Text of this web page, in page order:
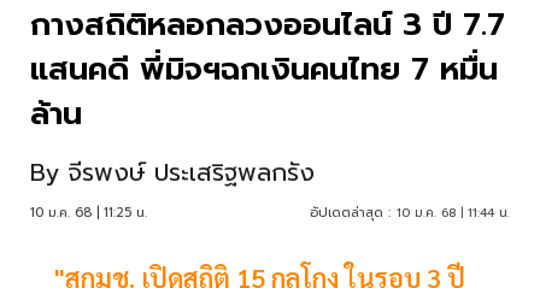
กางสถิติหลอกลวงออนไลน์ 3 ปี 7.7
แสนคดี พี่มิจฯฉกเงินคนไทย 7 หมื่น
ล้าน
By จีรพงษ์ ประเสริฐพลกรัง
10 ม.ค. 68 | 11:25 น. อัปเดตล่าสุด : 10 ม.ค. 68 | 11:44 น.
"สกมช. เปิดสถิติ 15 กลโกง ในรอบ 3 ปี